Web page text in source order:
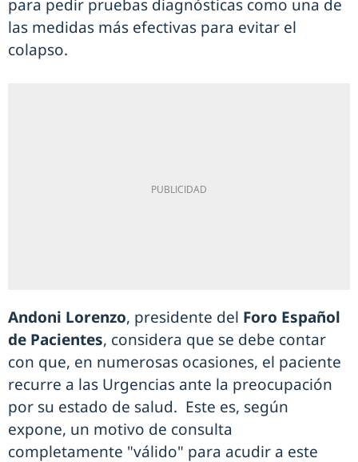
para pedir pruebas diagnósticas como una de
las medidas más efectivas para evitar el
colapso.
Andoni Lorenzo, presidente del Foro Español
de Pacientes, considera que se debe contar
con que, en numerosas ocasiones, el paciente
recurre a las Urgencias ante la preocupación
por su estado de salud. Este es, según
expone, un motivo de consulta
completamente "válido" para acudir a este